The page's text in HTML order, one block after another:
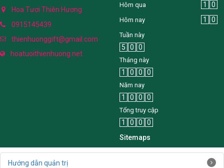
Hoa Tươi Thiên Hương
0915145439
thienhuonggift@gmail.com
hoatuoithienhuong.net
Hôm qua 1 0
Hôm nay 1 0
Tuần này
5 0 0
Tháng này
1 0 0 0
Năm nay
1 0 0 0
Tổng truy cập
1 0 0
0
Sitemaps
Hướng dẫn quản trị